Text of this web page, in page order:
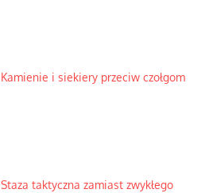
Kamienie i siekiery przeciw czołgom
Staza taktyczna zamiast zwykłego